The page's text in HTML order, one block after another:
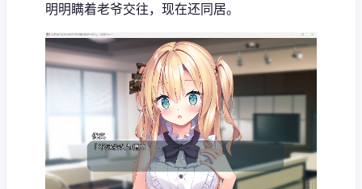
明明瞒着老爷交往，现在还同居。